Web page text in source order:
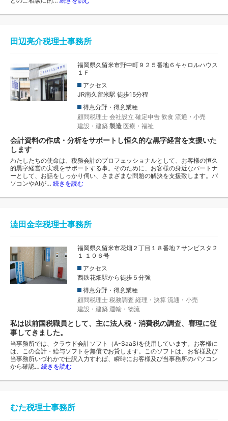
田辺亮介税理士事務所
福岡県久留米市野中町９２５番地６キャロルハウス
１Ｆ
アクセス
JR南久留米駅 徒歩15分程
得意分野・得意業種
顧問税理士 会社設立 確定申告 飲食 流通・小売
建設・建築 製造 医療・福祉
会計資料の作成・分析をサポートし恒久的な黒字経営を支援いた
します
わたしたちの使命は、税務会計のプロフェッショナルとして、お客様の恒久
的黒字経営の実現をサポートする事。そのために、お客様の身近なパートナ
ーとして、お話をしっかり伺い、さまざまな問題の解決を支援致します。パ
ソコンやAIが… 続きを読む
澁田金幸税理士事務所
福岡県久留米市花畑２丁目１８番地７サンビスタ２
１ １０６号
アクセス
西鉄花畑駅から徒歩５分強
得意分野・得意業種
顧問税理士 税務調査 経理・決算 流通・小売
建設・建築 運輸・物流
私は以前国税職員として、主に法人税・消費税の調査、審理に従
事してきました。
当事務所では、クラウド会計ソフト（A-SaaS)を使用しています。お客様に
は、この会計・給与ソフトを無償でお貸します。このソフトは、お客様及び
当事務所いづれかで仕訳入力すれば、瞬時にお客様及び当事務所のパソコン
から確認… 続きを読む
むた税理士事務所